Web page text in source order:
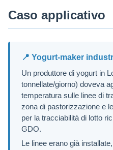
Caso applicativo
📍 Yogurt-maker
Un produttore di yogurt in
tonnellate/giorno) doveva
temperatura sulle linee di
zona di pastorizzazione e
per la tracciabilità di lotto
GDO.
Le linee erano già